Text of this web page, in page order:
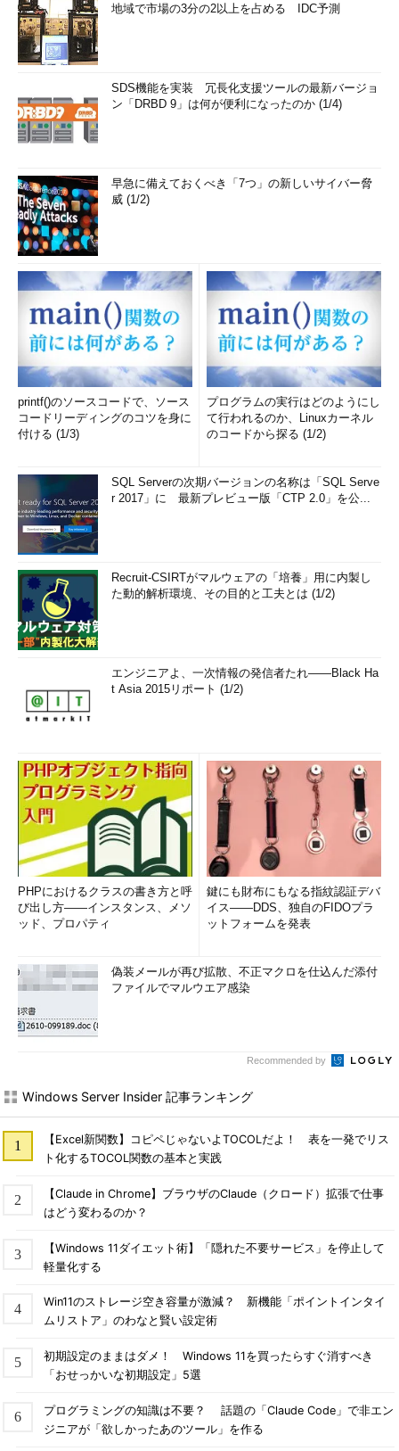
地域で市場の3分の2以上を占める IDC予測
SDS機能を実装 冗長化支援ツールの最新バージョ
ン「DRBD 9」は何が便利になったのか (1/4)
早急に備えておくべき「7つ」の新しいサイバー脅
威 (1/2)
printf()のソースコードで、ソース
コードリーディングのコツを身に
付ける (1/3)
プログラムの実行はどのようにし
て行われるのか、Linuxカーネル
のコードから探る (1/2)
SQL Serverの次期バージョンの名称は「SQL Serve
r 2017」に 最新プレビュー版「CTP 2.0」を公...
Recruit-CSIRTがマルウェアの「培養」用に内製し
た動的解析環境、その目的と工夫とは (1/2)
エンジニアよ、一次情報の発信者たれ――Black Ha
t Asia 2015リポート (1/2)
PHPにおけるクラスの書き方と呼
び出し方――インスタンス、メソ
ッド、プロパティ
鍵にも財布にもなる指紋認証デバ
イス――DDS、独自のFIDOプラ
ットフォームを発表
偽装メールが再び拡散、不正マクロを仕込んだ添付
ファイルでマルウエア感染
Recommended by
Windows Server Insider 記事ランキング
【Excel新関数】コピペじゃないよTOCOLだよ！ 表を一発でリス
ト化するTOCOL関数の基本と実践
【Claude in Chrome】ブラウザのClaude（クロード）拡張で仕事
はどう変わるのか？
【Windows 11ダイエット術】「隠れた不要サービス」を停止して
軽量化する
Win11のストレージ空き容量が激減？ 新機能「ポイントインタイ
ムリストア」のわなと賢い設定術
初期設定のままはダメ！ Windows 11を買ったらすぐ消すべき
「おせっかいな初期設定」5選
プログラミングの知識は不要？ 話題の「Claude Code」で非エン
ジニアが「欲しかったあのツール」を作る